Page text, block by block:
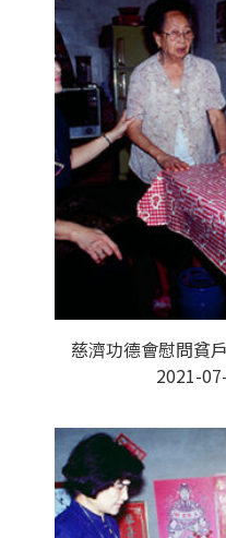
慈濟功德會慰問貧
2021-